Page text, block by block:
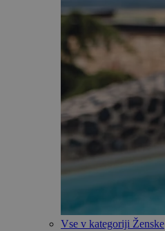
Vse v kategoriji Ženske